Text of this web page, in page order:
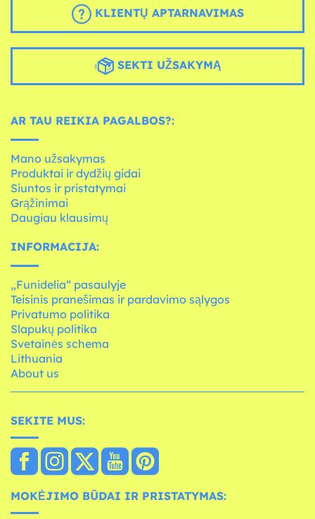
KLIENTŲ APTARNAVIMAS
SEKTI UŽSAKYMĄ
AR TAU REIKIA PAGALBOS?:
Mano užsakymas
Produktai ir dydžių gidai
Siuntos ir pristatymai
Grąžinimai
Daugiau klausimų
INFORMACIJA:
„Funidelia“ pasaulyje
Teisinis pranešimas ir pardavimo sąlygos
Privatumo politika
Slapukų politika
Svetainės schema
Lithuania
About us
SEKITE MUS:
MOKĖJIMO BŪDAI IR PRISTATYMAS: